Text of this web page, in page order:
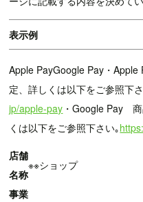
表示例
Apple PayGoogle Pay・
定、詳しくは以下をご参照下さ
jp/apple-pay ・Google Pay
くは以下をご参照下さい｡
店舗
名称
※※ショップ
事業